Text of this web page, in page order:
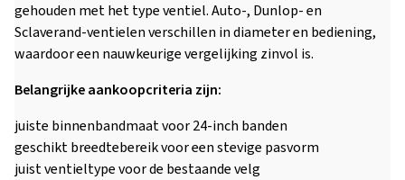
gehouden met het type ventiel. Auto-, Dunlop- en
Sclaverand-ventielen verschillen in diameter en bediening,
waardoor een nauwkeurige vergelijking zinvol is.
Belangrijke aankoopcriteria zijn:
juiste binnenbandmaat voor 24-inch banden
geschikt breedtebereik voor een stevige pasvorm
juist ventieltype voor de bestaande velg